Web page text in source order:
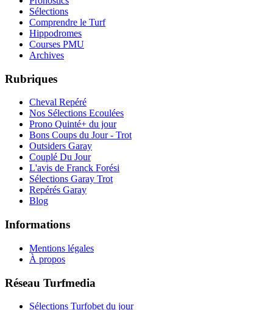
Sélections
Comprendre le Turf
Hippodromes
Courses PMU
Archives
Rubriques
Cheval Repéré
Nos Sélections Ecoulées
Prono Quinté+ du jour
Bons Coups du Jour - Trot
Outsiders Garay
Couplé Du Jour
L'avis de Franck Forési
Sélections Garay Trot
Repérés Garay
Blog
Informations
Mentions légales
À propos
Réseau Turfmedia
Sélections Turfobet du jour